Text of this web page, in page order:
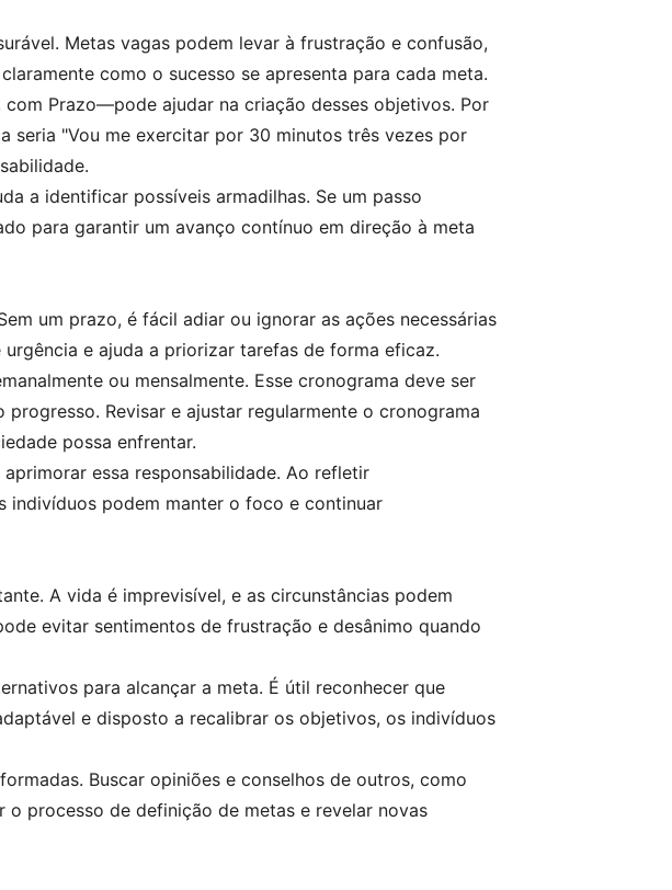
Metas vagas podem levar à frustração e confusão,
como o sucesso se apresenta para cada meta.
Prazo—pode ajudar na criação desses objetivos. Por
seria "Vou me exercitar por 30 minutos três vezes por
a identificar possíveis armadilhas. Se um passo
para garantir um avanço contínuo em direção à meta
um prazo, é fácil adiar ou ignorar as ações necessárias
e ajuda a priorizar tarefas de forma eficaz.
ou mensalmente. Esse cronograma deve ser
Revisar e ajustar regularmente o cronograma
possa enfrentar.
essa responsabilidade. Ao refletir
indivíduos podem manter o foco e continuar
A vida é imprevisível, e as circunstâncias podem
evitar sentimentos de frustração e desânimo quando
para alcançar a meta. É útil reconhecer que
e disposto a recalibrar os objetivos, os indivíduos
Buscar opiniões e conselhos de outros, como
processo de definição de metas e revelar novas